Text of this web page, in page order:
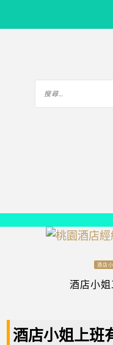
酒店
酒店小姐
酒店小姐上班